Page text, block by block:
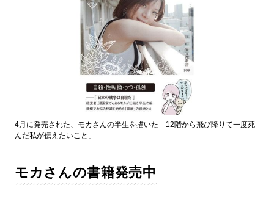
4月に発売された、モカさんの半生を描いた「12階から飛び降りて一度死
んだ私が伝えたいこと」
モカさんの書籍発売中